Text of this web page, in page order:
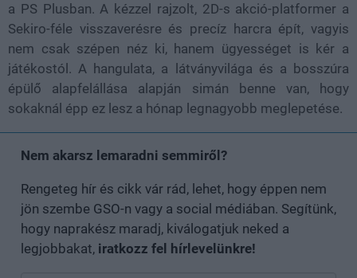
a PS Plusban. A kézzel rajzolt, 2D-s akció-platformer a
Sekiro-féle visszaverésre és precíz harcra épít, vagyis
nem csak szépen néz ki, hanem ügyességet is kér a
játékostól. A hangulata, a látványvilága és a bosszúra
épülő alapfelállása alapján simán benne van, hogy
sokaknál épp ez lesz a hónap legnagyobb meglepetése.
Nem akarsz lemaradni semmiről?
Rengeteg hír és cikk vár rád, lehet, hogy éppen nem
jön szembe GSO-n vagy a social médiában. Segítünk,
hogy naprakész maradj, kiválogatjuk neked a
legjobbakat, iratkozz fel hírlevelünkre!